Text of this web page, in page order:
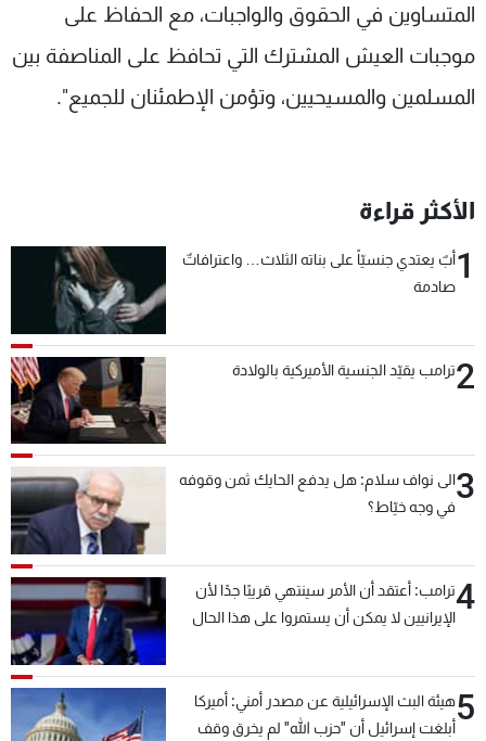
المتساوين في الحقوق والواجبات، مع الحفاظ على
موجبات العيش المشترك التي تحافظ على المناصفة بين
المسلمين والمسيحيين، وتؤمن الإطمئنان للجميع".
الأكثر قراءة
1أبٌ يعتدي جنسيّاً على بناته الثلاث… واعترافاتٌ
صادمة
2ترامب يقيّد الجنسية الأميركية بالولادة
3الى نواف سلام: هل يدفع الحايك ثمن وقوفه
في وجه خيّاط؟
4ترامب: أعتقد أن الأمر سينتهي قريبًا جدًا لأن
الإيرانيين لا يمكن أن يستمروا على هذا الحال
5هيئة البث الإسرائيلية عن مصدر أمني: أميركا
أبلغت إسرائيل أن "حزب الله" لم يخرق وقف